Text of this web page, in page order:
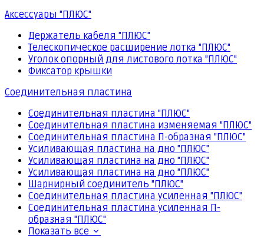
Аксессуары "ПЛЮС"
Держатель кабеля "ПЛЮС"
Телескопическое расширение лотка "ПЛЮС"
Уголок опорный для листового лотка "ПЛЮС"
Фиксатор крышки
Соединительная пластина
Соединительная пластина "ПЛЮС"
Соединительная пластина изменяемая "ПЛЮС"
Соединительная пластина П-образная "ПЛЮС"
Усиливающая пластина на дно "ПЛЮС"
Усиливающая пластина на дно "ПЛЮС"
Усиливающая пластина на дно "ПЛЮС"
Шарнирный соединитель "ПЛЮС"
Соединительная пластина усиленная "ПЛЮС"
Соединительная пластина усиленная П-
образная "ПЛЮС"
Показать все